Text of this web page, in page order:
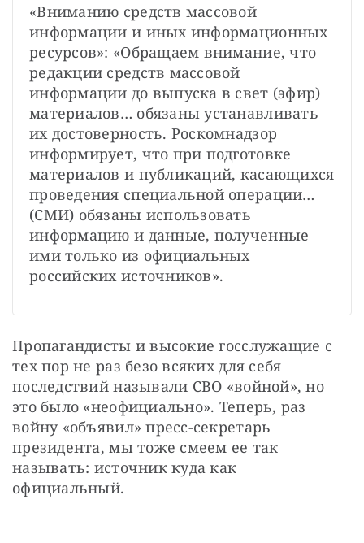
«Вниманию средств массовой
информации и иных информационных
ресурсов»: «Обращаем внимание, что
редакции средств массовой
информации до выпуска в свет (эфир)
материалов… обязаны устанавливать
их достоверность. Роскомнадзор
информирует, что при подготовке
материалов и публикаций, касающихся
проведения специальной операции…
(СМИ) обязаны использовать
информацию и данные, полученные
ими только из официальных
российских источников».
Пропагандисты и высокие госслужащие с
тех пор не раз безо всяких для себя
последствий называли СВО «войной», но
это было «неофициально». Теперь, раз
войну «объявил» пресс-секретарь
президента, мы тоже смеем ее так
называть: источник куда как
официальный.